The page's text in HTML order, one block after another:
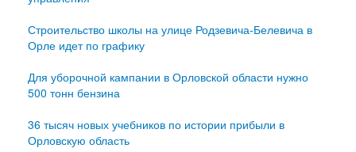
Строительство школы на улице Родзевича‑Белевича в
Орле идет по графику
Для уборочной кампании в Орловской области нужно
500 тонн бензина
36 тысяч новых учебников по истории прибыли в
Орловскую область